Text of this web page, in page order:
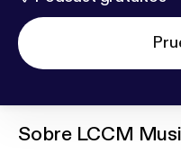
Sobre LCCM